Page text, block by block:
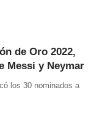
de Oro 2022,
Messi y Neymar
los 30 nominados a